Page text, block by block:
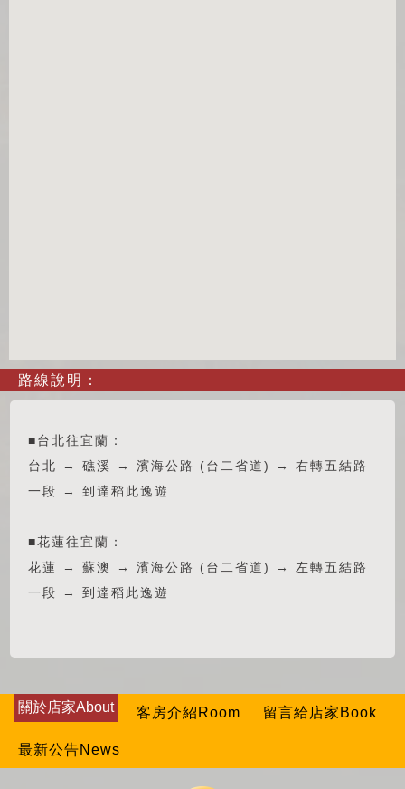
路線說明：
■台北往宜蘭：
台北 → 礁溪 → 濱海公路 (台二省道) → 右轉五結路
一段 → 到達稻此逸遊
■花蓮往宜蘭：
花蓮 → 蘇澳 → 濱海公路 (台二省道) → 左轉五結路
一段 → 到達稻此逸遊
關於店家About 客房介紹Room 留言給店家Book
最新公告News